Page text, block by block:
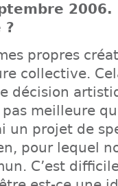
?
propres
collective.
décision
meilleure
un projet de
pour lequel
C’est